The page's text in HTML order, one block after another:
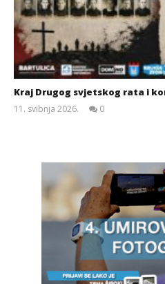
Kraj Drugog svjetskog rata i
11. svibnja 2026.
0